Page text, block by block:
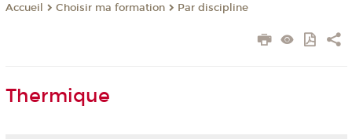
Accueil Choisir ma formation Par discipline
Thermique